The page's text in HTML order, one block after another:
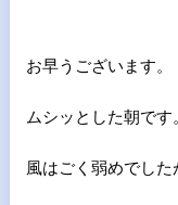
お早うございます。
ムシッとした朝です
風はごく弱めでした